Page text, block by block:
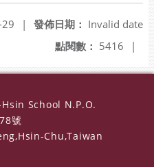
發佈日期： Invalid date
|
點閱數： 5416 |
School N.P.O.
號
Chu,Taiwan